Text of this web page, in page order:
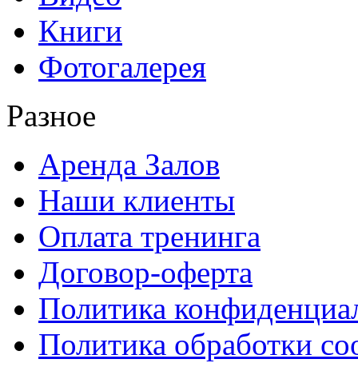
Книги
Фотогалерея
Разное
Аренда Залов
Наши клиенты
Оплата тренинга
Договор-оферта
Политика
Политика обработки